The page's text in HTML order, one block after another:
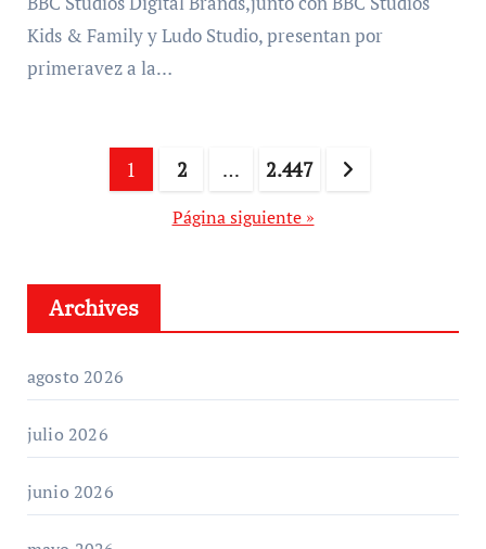
Kids & Family y Ludo Studio, presentan por
primeravez a la…
Paginación
1 2 … 2.447
Página siguiente »
Archives
agosto 2026
julio 2026
junio 2026